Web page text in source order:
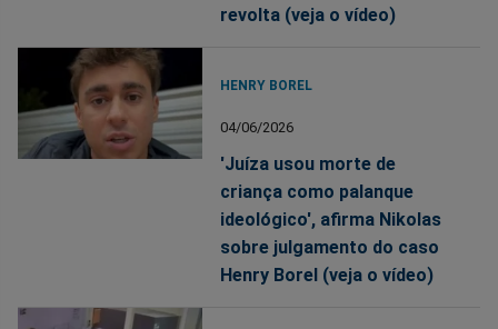
revolta (veja o vídeo)
HENRY BOREL
04/06/2026
'Juíza usou morte de
criança como palanque
ideológico', afirma Nikolas
sobre julgamento do caso
Henry Borel (veja o vídeo)